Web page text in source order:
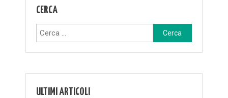
CERCA
Ricerca
per:
ULTIMI ARTICOLI